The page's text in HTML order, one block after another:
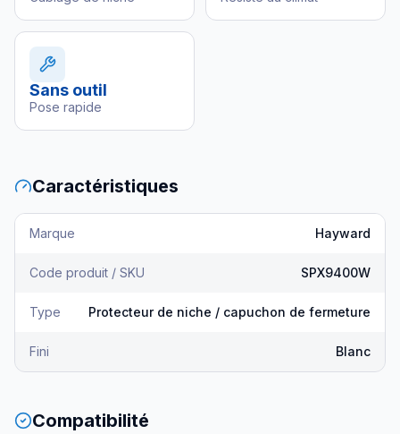
Sans outil
Pose rapide
Caractéristiques
Marque Hayward
Code produit / SKU SPX9400W
Type Protecteur de niche / capuchon de fermeture
Fini Blanc
Compatibilité